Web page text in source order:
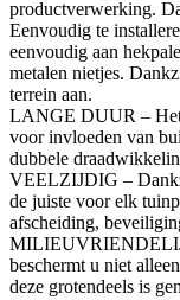
productverwerking.
Eenvoudig te
eenvoudig aan
metalen nietjes.
terrein aan.
LANGE DUUR – Het
voor invloeden van
dubbele
VEELZIJDIG –
de juiste voor elk
afscheiding,
beschermt u niet
deze grotendeels is